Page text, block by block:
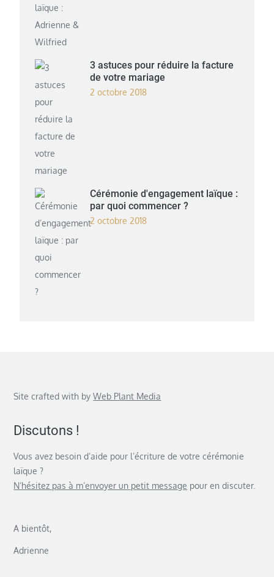
3 astuces pour réduire la facture
de votre mariage
2 octobre 2018
Cérémonie d'engagement laïque :
par quoi commencer ?
2 octobre 2018
Site crafted with byWeb Plant Media
Discutons !
Vous avez besoin d’aide pour l’écriture de votre cérémonie
laïque ?
N’hésitez pas à m’envoyer un petit message pour en discuter.
A bientôt,
Adrienne